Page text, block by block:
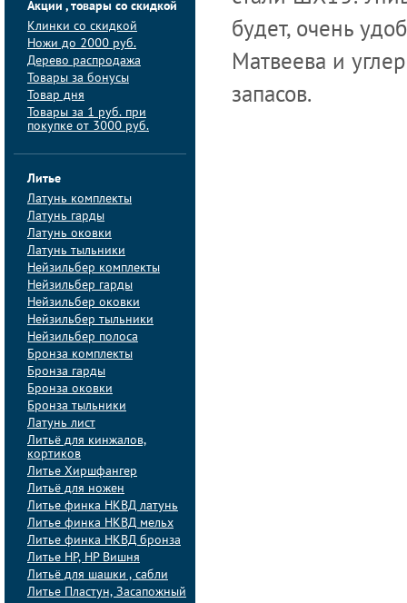
Акции , товары со скидкой
Клинки со скидкой
Ножи до 2000 руб.
Дерево распродажа
Товары за бонусы
Товар дня
Товары за 1 руб. при
покупке от 3000 руб.
Литье
Латунь комплекты
Латунь гарды
Латунь оковки
Латунь тыльники
Нейзильбер комплекты
Нейзильбер гарды
Нейзильбер оковки
Нейзильбер тыльники
Нейзильбер полоса
Бронза комплекты
Бронза гарды
Бронза оковки
Бронза тыльники
Латунь лист
Литьё для кинжалов,
кортиков
Литье Хиршфангер
Литьё для ножен
Литье финка НКВД латунь
Литье финка НКВД мельх
Литье финка НКВД бронза
Литье НР, НР Вишня
Литьё для шашки , сабли
Литье Пластун, Засапожный
будет, очень
Матвеева и
запасов.